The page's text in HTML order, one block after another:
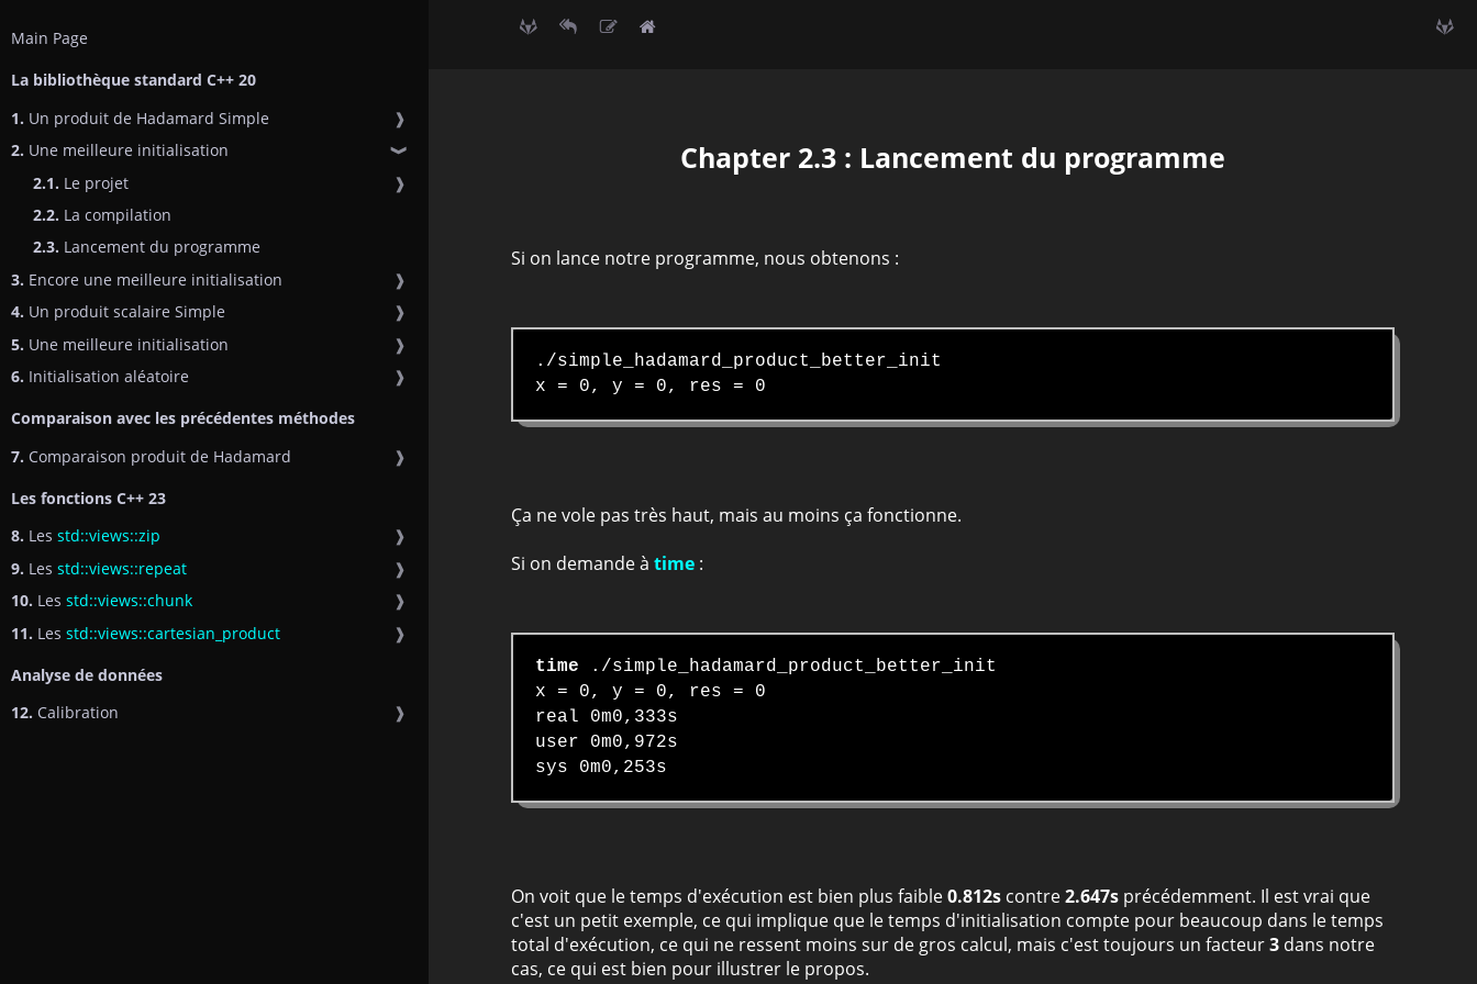
Main Page
La bibliothèque standard C++ 20
1. Un produit de Hadamard Simple
❱
2. Une meilleure initialisation ❱
2.1. Le projet
❱
2.2. La compilation
2.3. Lancement du programme
3. Encore une meilleure initialisation
❱
4. Un produit scalaire Simple
❱
5. Une meilleure initialisation
❱
6. Initialisation aléatoire ❱
Comparaison avec les précédentes méthodes
7. Comparaison produit de Hadamard ❱
Les fonctions C++ 23
8. Les std::views::zip
❱
9. Les std::views::repeat
❱
10. Les std::views::chunk
❱
11. Les std::views::cartesian_product ❱
Analyse de données
12. Calibration ❱
Chapter 2.3 : Lancement du programme
Si on lance notre programme, nous obtenons :
./simple_hadamard_product_better_init
x = 0, y = 0, res = 0
Ça ne vole pas très haut, mais au moins ça fonctionne.
Si on demande à time:
time ./simple_hadamard_product_better_init
x = 0, y = 0, res = 0
real 0m0,333s
user 0m0,972s
sys 0m0,253s
On voit que le temps d'exécution est bien plus faible0.812scontre2.647sprécédemment. Il est vrai que
c'est un petit exemple, ce qui implique que le temps d'initialisation compte pour beaucoup dans le temps
total d'exécution, ce qui ne ressent moins sur de gros calcul, mais c'est toujours un facteur3dans notre
cas, ce qui est bien pour illustrer le propos.